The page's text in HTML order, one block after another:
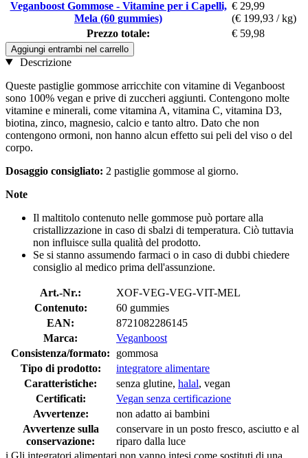
Veganboost Gommose - Vitamine per i Capelli,
Mela (60 gummies)
€ 29,99
(€ 199,93 / kg)
Prezzo totale:
€ 59,98
Aggiungi entrambi nel carrello
Descrizione
Queste pastiglie gommose arricchite con vitamine di Veganboost
sono 100% vegan e prive di zuccheri aggiunti. Contengono molte
vitamine e minerali, come vitamina A, vitamina C, vitamina D3,
biotina, zinco, magnesio, calcio e tanto altro. Dato che non
contengono ormoni, non hanno alcun effetto sui peli del viso o del
corpo.
Dosaggio consigliato: 2 pastiglie gommose al giorno.
Note
Il maltitolo contenuto nelle gommose può portare alla
cristallizzazione in caso di sbalzi di temperatura. Ciò tuttavia
non influisce sulla qualità del prodotto.
Se si stanno assumendo farmaci o in caso di dubbi chiedere
consiglio al medico prima dell'assunzione.
Art.-Nr.:
XOF-VEG-VEG-VIT-MEL
Contenuto:
60 gummies
EAN:
8721082286145
Marca:
Veganboost
Consistenza/formato:
gommosa
Tipo di prodotto:
integratore alimentare
Caratteristiche:
senza glutine, halal, vegan
Certificati:
Vegan senza certificazione
Avvertenze:
non adatto ai bambini
Avvertenze sulla
conservazione:
conservare in un posto fresco, asciutto e al
riparo dalla luce
i Gli integratori alimentari non vanno intesi come sostituti di una